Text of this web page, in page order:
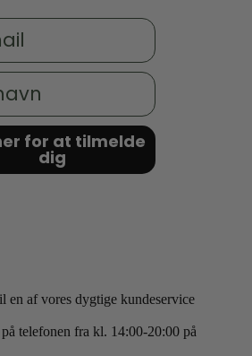
for at tilmelde
dig
en af vores dygtige kundeservice
telefonen fra kl. 14:00-20:00 på